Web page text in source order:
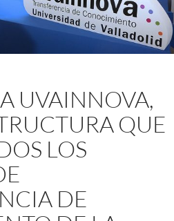
UVAINNOVA,
QUE
LOS
DE